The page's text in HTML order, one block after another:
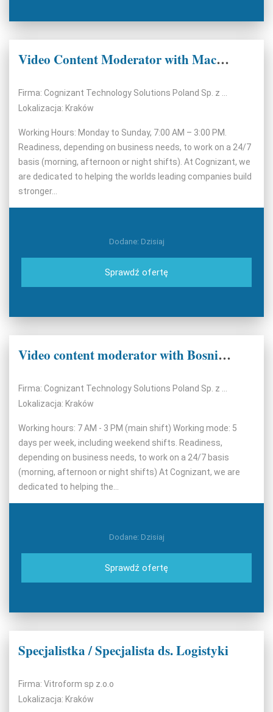
Video Content Moderator with Macedonian DR
Lokalizacja: Kraków
Working Hours: Monday to Sunday, 7:00 AM – 3:00 PM.
Readiness, depending on business needs, to work on a 24/7
basis (morning, afternoon or night shifts). At Cognizant, we
are dedicated to helping the worlds leading companies build
stronger...
Dodane: Dzisiaj
Sprawdź ofertę
Video content moderator with Bosnian
Lokalizacja: Kraków
Working hours: 7 AM - 3 PM (main shift) Working mode: 5
days per week, including weekend shifts. Readiness,
depending on business needs, to work on a 24/7 basis
(morning, afternoon or night shifts) At Cognizant, we are
dedicated to helping the...
Dodane: Dzisiaj
Sprawdź ofertę
Specjalistka / Specjalista ds. Logistyki
Firma: Vitroform sp z.o.o
Lokalizacja: Kraków